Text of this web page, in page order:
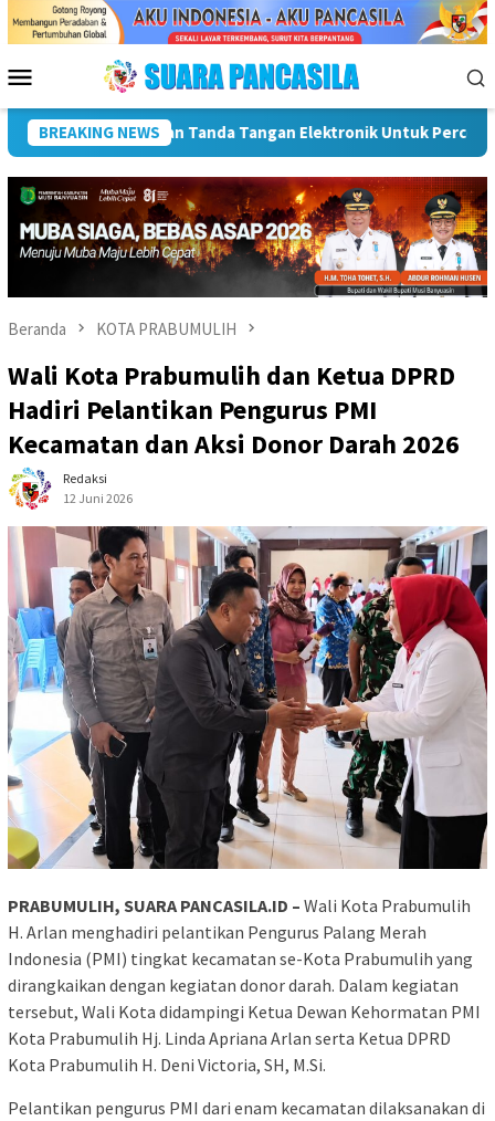
Menu
Mobile
BREAKING NEWS
SPBE Dorong UMKM Naik Kelas, Ratu Dewa
Beranda KOTA PRABUMULIH
Wali Kota Prabumulih dan Ketua DPRD
Hadiri Pelantikan Pengurus PMI
Kecamatan dan Aksi Donor Darah 2026
Redaksi
12 Juni 2026
PRABUMULIH, SUARA PANCASILA.ID – Wali Kota Prabumulih
H. Arlan menghadiri pelantikan Pengurus Palang Merah
Indonesia (PMI) tingkat kecamatan se-Kota Prabumulih yang
dirangkaikan dengan kegiatan donor darah. Dalam kegiatan
tersebut, Wali Kota didampingi Ketua Dewan Kehormatan PMI
Kota Prabumulih Hj. Linda Apriana Arlan serta Ketua DPRD
Kota Prabumulih H. Deni Victoria, SH, M.Si.
Pelantikan pengurus PMI dari enam kecamatan dilaksanakan di